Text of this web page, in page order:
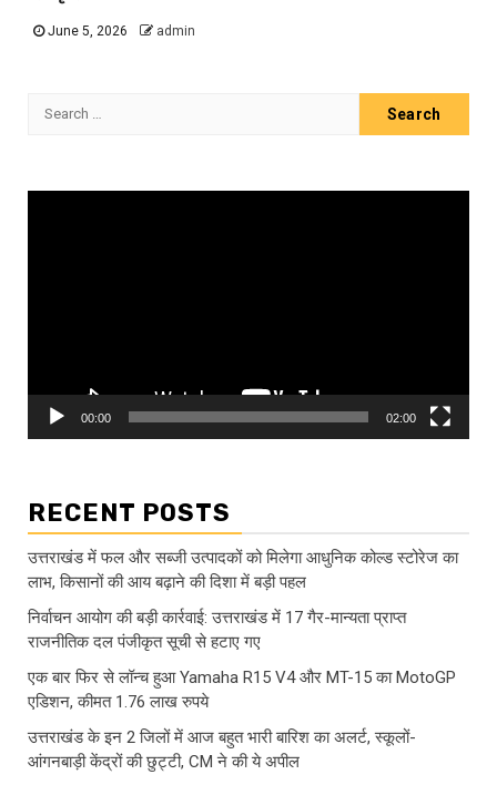
June 5, 2026 admin
Search
00:00 02:00
RECENT POSTS
उत्तराखंड में फल और सब्जी उत्पादकों को मिलेगा आधुनिक कोल्ड स्टोरेज का
लाभ, किसानों की आय बढ़ाने की दिशा में बड़ी पहल
निर्वाचन आयोग की बड़ी कार्रवाई: उत्तराखंड में 17 गैर-मान्यता प्राप्त
राजनीतिक दल पंजीकृत सूची से हटाए गए
एक बार फिर से लॉन्च हुआ Yamaha R15 V4 और MT-15 का MotoGP
एडिशन, कीमत 1.76 लाख रुपये
उत्तराखंड के इन 2 जिलों में आज बहुत भारी बारिश का अलर्ट, स्कूलों-
आंगनबाड़ी केंद्रों की छुट्टी, CM ने की ये अपील